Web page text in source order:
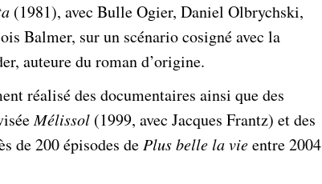
(1981), avec Bulle Ogier, Daniel Olbrychski,
Balmer, sur un scénario cosigné avec la
auteure du roman d’origine.
réalisé des documentaires ainsi que des
Mélissol (1999, avec Jacques Frantz) et des
de 200 épisodes de Plus belle la vieentre 2004